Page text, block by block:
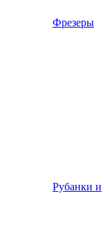
Фрезеры
Рубанки и